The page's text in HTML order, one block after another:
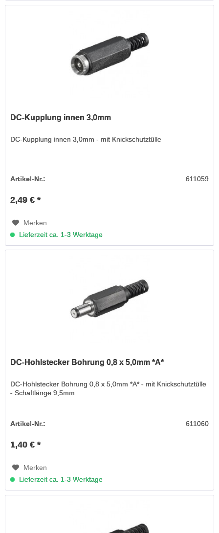
DC-Kupplung innen 3,0mm
DC-Kupplung innen 3,0mm - mit Knickschutztülle
Artikel-Nr.: 611059
2,49 € *
Merken
Lieferzeit ca. 1-3 Werktage
DC-Hohlstecker Bohrung 0,8 x 5,0mm *A*
DC-Hohlstecker Bohrung 0,8 x 5,0mm *A* - mit Knickschutztülle
- Schaftlänge 9,5mm
Artikel-Nr.: 611060
1,40 € *
Merken
Lieferzeit ca. 1-3 Werktage